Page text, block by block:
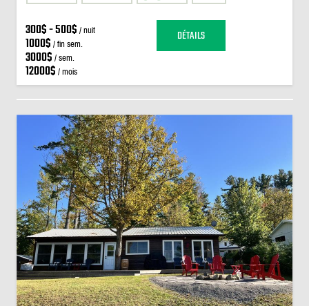
300$ - 500$ / nuit
1000$ / fin sem.
3000$ / sem.
12000$ / mois
DÉTAILS